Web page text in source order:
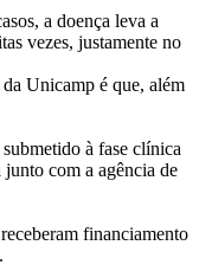
a doença leva a
vezes, justamente no
Unicamp é que, além
à fase clínica
junto com a agência de
financiamento